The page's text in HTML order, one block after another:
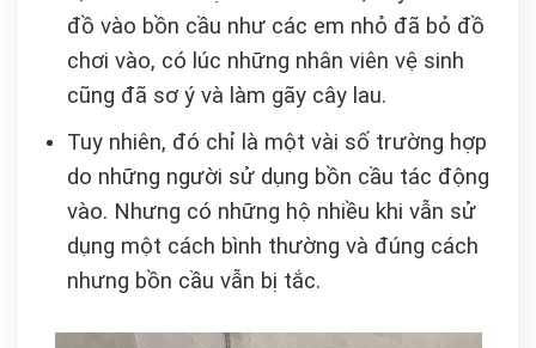
đồ vào bồn cầu như các em nhỏ đã bỏ đồ
chơi vào, có lúc những nhân viên vệ sinh
cũng đã sơ ý và làm gãy cây lau.
Tuy nhiên, đó chỉ là một vài số trường hợp
do những người sử dụng bồn cầu tác động
vào. Nhưng có những hộ nhiều khi vẫn sử
dụng một cách bình thường và đúng cách
nhưng bồn cầu vẫn bị tắc.